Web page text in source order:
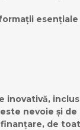
inovativă,
nevoie și de
de